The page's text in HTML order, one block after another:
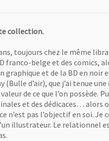
collection.
toujours chez le même
franco-belge et des comics,
et de la BD en noir
d’air), que j’ai tenue une
de ce que l’on possède.
et des dédicaces… alors
n’est pas l’objectif en soi.
illustrateur. Le relationnel